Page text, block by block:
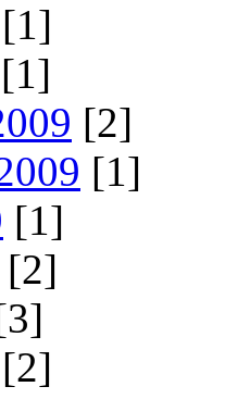
[1]
[1]
[2]
[1]
[1]
[2]
[2]